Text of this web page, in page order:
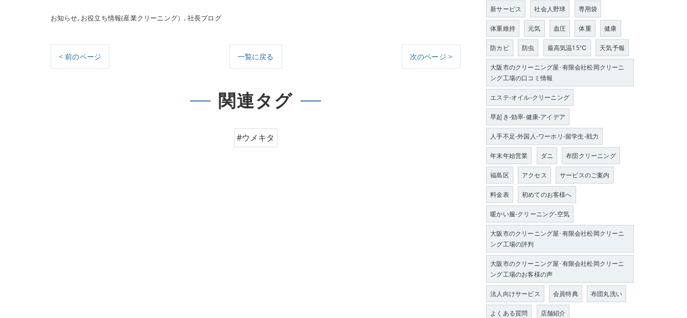
お知らせ お役立ち情報(産業クリーニング） 社長ブログ
< 前のページ 一覧に戻る 次のページ >
関連タグ
#ウメキタ
新サービス 社会人野球 専用袋
体重維持 元気 血圧 体重 健康
防カビ 防虫 最高気温15℃ 天気予報
大阪市のクリーニング屋･有限会社松岡クリーニ
ング工場の口コミ情報
エステ-オイル-クリーニング
早起き-効率-健康-アイデア
人手不足-外国人-ワーホリ-留学生-戦力
年末年始営業 ダニ 布団クリーニング
福島区 アクセス サービスのご案内
料金表 初めてのお客様へ
暖かい服-クリーニング-空気
大阪市のクリーニング屋･有限会社松岡クリーニ
ング工場の評判
大阪市のクリーニング屋･有限会社松岡クリーニ
ング工場のお客様の声
法人向けサービス 会員特典 布団丸洗い
よくある質問 店舗紹介